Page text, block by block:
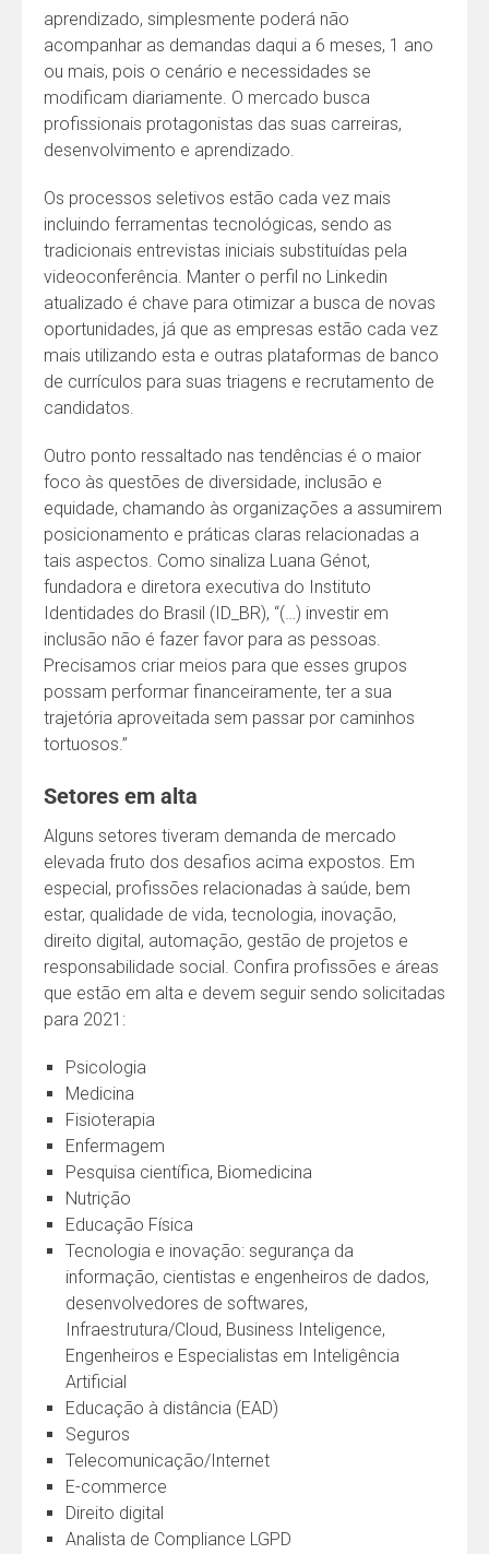
aprendizado, simplesmente poderá não
acompanhar as demandas daqui a 6 meses, 1 ano
ou mais, pois o cenário e necessidades se
modificam diariamente. O mercado busca
profissionais protagonistas das suas carreiras,
desenvolvimento e aprendizado.
Os processos seletivos estão cada vez mais
incluindo ferramentas tecnológicas, sendo as
tradicionais entrevistas iniciais substituídas pela
videoconferência. Manter o perfil no Linkedin
atualizado é chave para otimizar a busca de novas
oportunidades, já que as empresas estão cada vez
mais utilizando esta e outras plataformas de banco
de currículos para suas triagens e recrutamento de
candidatos.
Outro ponto ressaltado nas tendências é o maior
foco às questões de diversidade, inclusão e
equidade, chamando às organizações a assumirem
posicionamento e práticas claras relacionadas a
tais aspectos. Como sinaliza Luana Génot,
fundadora e diretora executiva do Instituto
Identidades do Brasil (ID_BR), “(…) investir em
inclusão não é fazer favor para as pessoas.
Precisamos criar meios para que esses grupos
possam performar financeiramente, ter a sua
trajetória aproveitada sem passar por caminhos
tortuosos.”
Setores em alta
Alguns setores tiveram demanda de mercado
elevada fruto dos desafios acima expostos. Em
especial, profissões relacionadas à saúde, bem
estar, qualidade de vida, tecnologia, inovação,
direito digital, automação, gestão de projetos e
responsabilidade social. Confira profissões e áreas
que estão em alta e devem seguir sendo solicitadas
para 2021:
Psicologia
Medicina
Fisioterapia
Enfermagem
Pesquisa científica, Biomedicina
Nutrição
Educação Física
Tecnologia e inovação: segurança da
informação, cientistas e engenheiros de dados,
desenvolvedores de softwares,
Infraestrutura/Cloud, Business Inteligence,
Engenheiros e Especialistas em Inteligência
Artificial
Educação à distância (EAD)
Seguros
Telecomunicação/Internet
E-commerce
Direito digital
Analista de Compliance LGPD